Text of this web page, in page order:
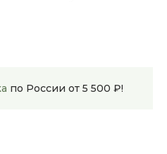
по России от 5 500 ₽!